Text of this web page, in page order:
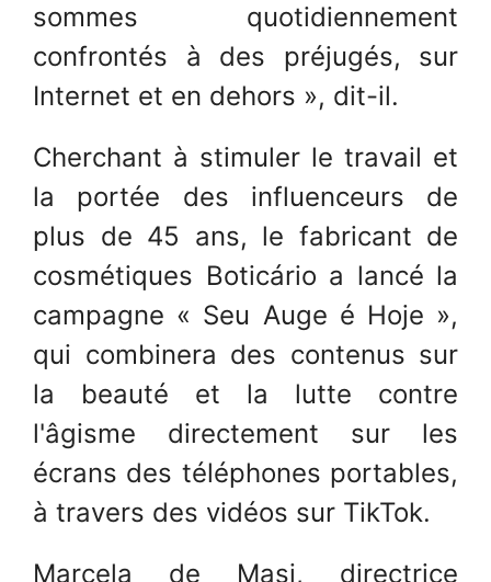
sommes quotidiennement
confrontés à des préjugés, sur
Internet et en dehors », dit-il.
Cherchant à stimuler le travail et
la portée des influenceurs de
plus de 45 ans, le fabricant de
cosmétiques Boticário a lancé la
campagne « Seu Auge é Hoje »,
qui combinera des contenus sur
la beauté et la lutte contre
l'âgisme directement sur les
écrans des téléphones portables,
à travers des vidéos sur TikTok.
Marcela de Masi, directrice